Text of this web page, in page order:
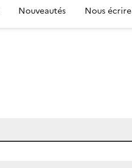
Nouveautés Nous écrire